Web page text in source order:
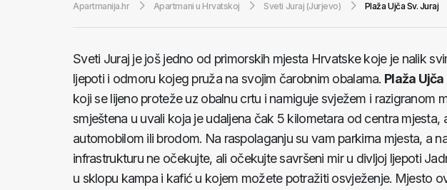
Apartmanija.hr Apartmani u Hrvatskoj Sveti Juraj (Jurjevo) Plaža Ujča Sv. Juraj
Sveti Juraj je još jedno od primorskih mjesta Hrvatske koje je nalik
ljepoti i odmoru kojeg pruža na svojim čarobnim obalama. Plaža Ujča
koji se lijeno proteže uz obalnu crtu i namiguje svježem i razigranom
smještena u uvali koja je udaljena čak 5 kilometara od centra
automobilom ili brodom. Na raspolaganju su vam parkirna mjesta, a
infrastrukturu ne očekujte, ali očekujte savršeni mir u divljoj ljepoti
u sklopu kampa i kafić u kojem možete potražiti osvježenje. Mjesto